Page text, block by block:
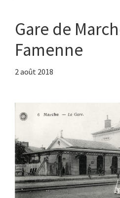
Gare de
Famenne
2 août 2018